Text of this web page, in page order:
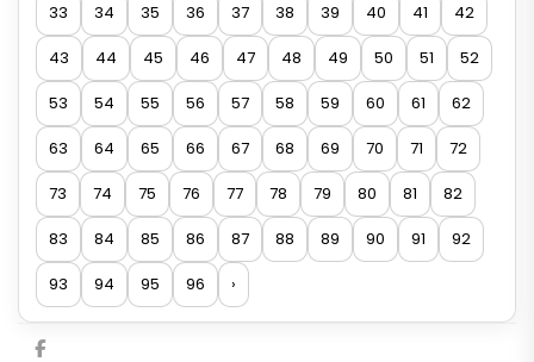
33
34 35 36 37 38 39 40 41
42
43
44 45 46 47 48 49 50 51
52
53
54 55 56 57 58 59 60 61
62
63
64 65 66 67 68 69 70 71
72
73
74 75 76 77 78 79 80 81
82
83
84 85 86 87 88 89 90 91
92
93
94 95 96 ›